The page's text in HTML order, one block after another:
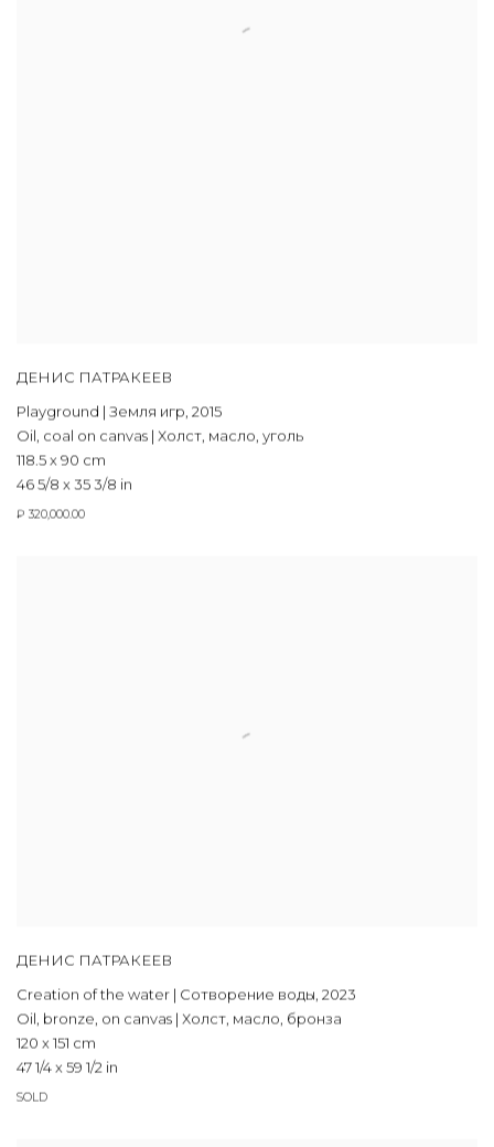
ДЕНИС ПАТРАКЕЕВ
Playground | Земля игр, 2015
Oil, coal on canvas | Холст, масло, уголь
118.5 x 90 cm
46 5/8 x 35 3/8 in
₽ 320,000.00
ДЕНИС ПАТРАКЕЕВ
Creation of the water | Сотворение воды, 2023
Oil, bronze, on canvas | Холст, масло, бронза
120 x 151 cm
47 1/4 x 59 1/2 in
SOLD